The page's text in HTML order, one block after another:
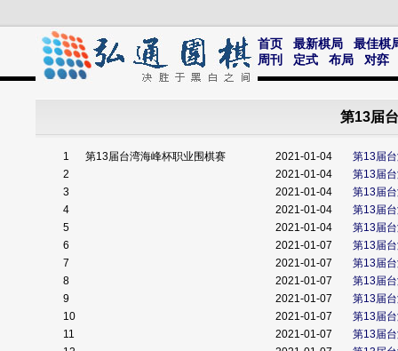
首页 最新棋局
最佳棋
周刊
定式 布局 对弈
第13届
1 第13届台湾海峰杯职业围棋赛 2021-01-04
第13届
2
2021-01-04
第13届
3
2021-01-04
第13届
4
2021-01-04
第13届
5
2021-01-04
第13届
6
2021-01-07
第13届
7
2021-01-07
第13届
8
2021-01-07
第13届
9
2021-01-07
第13届
10
2021-01-07
第13届
11
2021-01-07
第13届